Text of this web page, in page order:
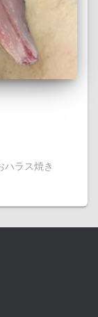
ハラス焼き